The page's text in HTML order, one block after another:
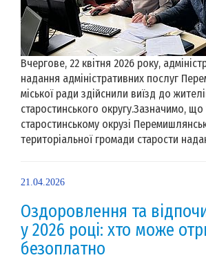
Вчергове, 22 квітня 2026 року,
надання адміністративних послуг
міської ради здійснили виїзд до
старостинського округу.Зазначимо,
старостинському окрузі
територіальної громади старости
21.04.2026
Оздоровлення та
у 2026 році: хто може
безоплатно